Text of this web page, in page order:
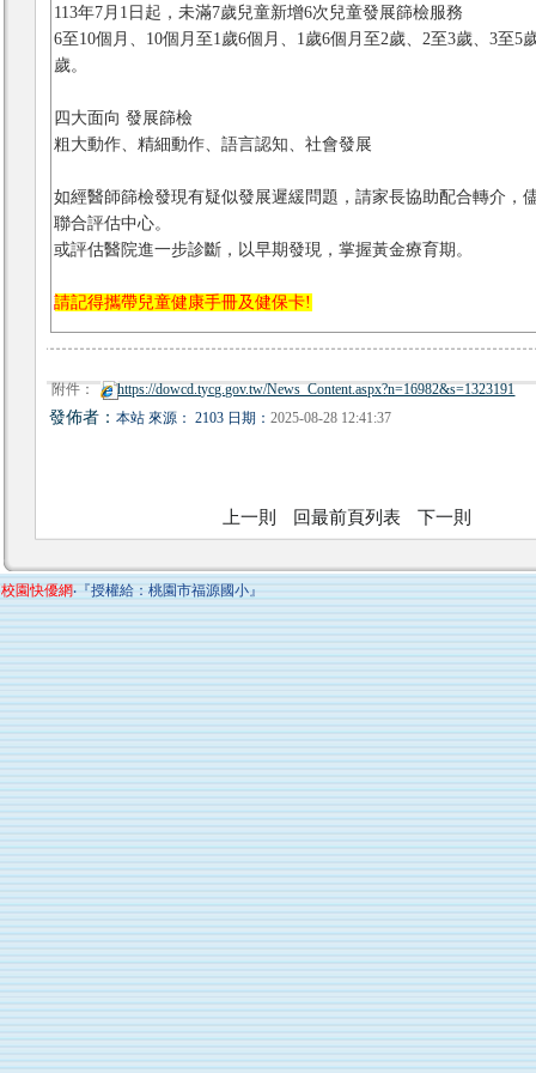
113年7月1日起，未滿7歲兒童新增6次兒童發展篩檢服務
6至10個月、10個月至1歲6個月、1歲6個月至2歲、2至3歲、3至5
歲。
四大面向 發展篩檢
粗大動作、精細動作、語言認知、社會發展
如經醫師篩檢發現有疑似發展遲緩問題，請家長協助配合轉介，
聯合評估中心。
或評估醫院進一步診斷，以早期發現，掌握黃金療育期。
請記得攜帶兒童健康手冊及健保卡!
附件： https://dowcd.tycg.gov.tw/News_Content.aspx?n=16982&s=1323191
發佈者：本站 來源： 2103 日期：2025-08-28 12:41:37
上一則 回最前頁列表 下一則
校園快優網‧『授權給：桃園市福源國小』